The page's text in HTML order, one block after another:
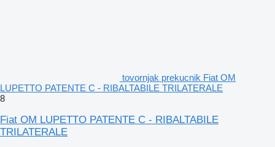
tovornjak prekucnik Fiat OM
LUPETTO PATENTE C - RIBALTABILE TRILATERALE
8
Fiat OM LUPETTO PATENTE C - RIBALTABILE
TRILATERALE